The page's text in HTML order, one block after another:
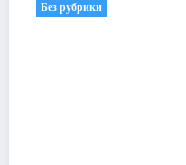
Без рубрики